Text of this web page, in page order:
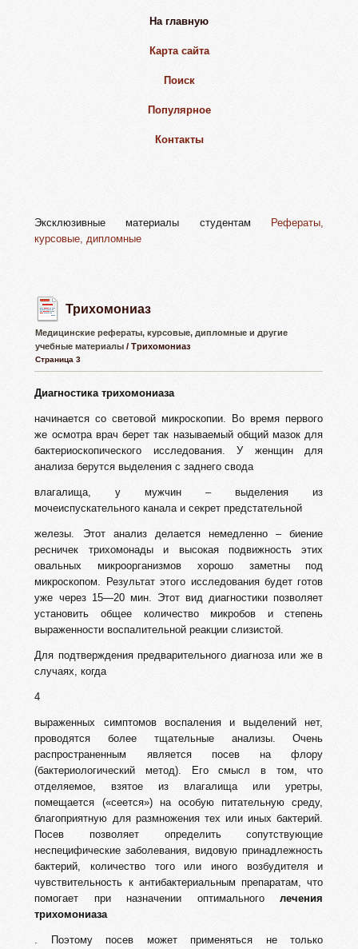
На главную
Карта сайта
Поиск
Популярное
Контакты
Эксклюзивные материалы студентам
Рефераты,
курсовые, дипломные
Трихомониаз
Медицинские рефераты, курсовые, дипломные и другие
учебные материалы / Трихомониаз
Страница 3
Диагностика трихомониаза
начинается со световой микроскопии. Во время первого
же осмотра врач берет так называемый общий мазок для
бактериоскопического исследования. У женщин для
анализа берутся выделения с заднего свода
влагалища, у мужчин – выделения из
мочеиспускательного канала и секрет предстательной
железы. Этот анализ делается немедленно – биение
ресничек трихомонады и высокая подвижность этих
овальных микроорганизмов хорошо заметны под
микроскопом. Результат этого исследования будет готов
уже через 15—20 мин. Этот вид диагностики позволяет
установить общее количество микробов и степень
выраженности воспалительной реакции слизистой.
Для подтверждения предварительного диагноза или же в
случаях, когда
4
выраженных симптомов воспаления и выделений нет,
проводятся более тщательные анализы. Очень
распространенным является посев на флору
(бактериологический метод). Его смысл в том, что
отделяемое, взятое из влагалища или уретры,
помещается («сеется») на особую питательную среду,
благоприятную для размножения тех или иных бактерий.
Посев позволяет определить сопутствующие
неспецифические заболевания, видовую принадлежность
бактерий, количество того или иного возбудителя и
чувствительность к антибактериальным препаратам, что
помогает при назначении оптимальноголечения
трихомониаза
. Поэтому посев может применяться не только